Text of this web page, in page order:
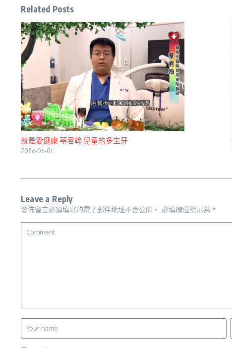
Related Posts
就是愛健康 華君翰 兒童的多生牙
2026-05-01
Leave a Reply
發佈留言必須填寫的電子郵件地址不會公開。 必填欄位標示為 *